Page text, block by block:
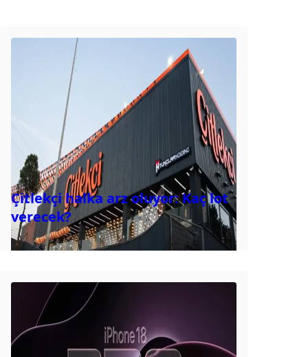
Çitlekçi halka arz oluyor: Kaç lot
verecek?